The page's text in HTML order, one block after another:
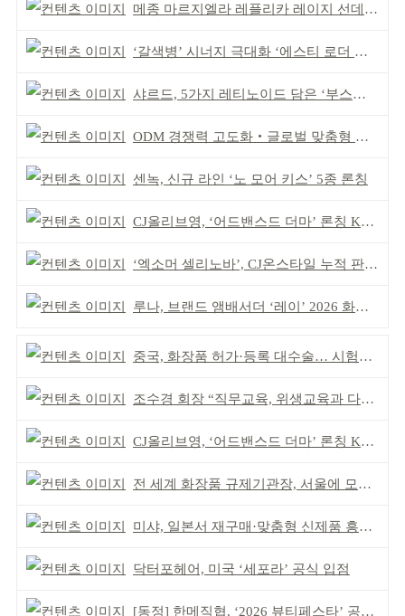
메종 마르지엘라 레플리카 레이지 선데이 모닝 디퓨저
‘갈색병’ 시너지 극대화 ‘에스티 로더 스킨부스터’ 출시
샤르드, 5가지 레티노이드 담은 ‘부스팅 세럼’ 출시
ODM 경쟁력 고도화‧글로벌 맞춤형 제조 역량 강화
센녹, 신규 라인 ‘노 모어 키스’ 5종 론칭
CJ올리브영, ‘어드밴스드 더마’ 론칭 K더마 육성 박차
‘엑소머 셀리노바’, CJ온스타일 누적 판매 100억 원 돌파
루나, 브랜드 앰배서더 ‘레이’ 2026 화보 공개
중국, 화장품 허가·등록 대수술… 시험자료 공용 허용
조수경 회장 “직무교육, 위생교육과 다르다”
CJ올리브영, ‘어드밴스드 더마’ 론칭 K더마 육성 박차
전 세계 화장품 규제기관장, 서울에 모인다
미샤, 일본서 재구매·맞춤형 신제품 흥행 ‘쌍끌이’
닥터포헤어, 미국 ‘세포라’ 공식 입점
[동정] 한메직협, ‘2026 뷰티페스타’ 공동 주최